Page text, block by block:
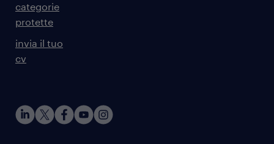
categorie
protette
invia il tuo
cv